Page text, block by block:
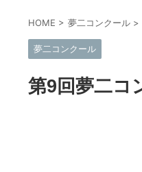
HOME > 夢二コンクール >
夢二コンクール
第9回夢二